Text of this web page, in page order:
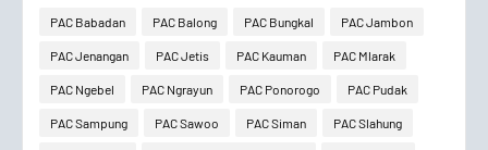
PAC Babadan PAC Balong PAC Bungkal PAC Jambon
PAC Jenangan PAC Jetis PAC Kauman PAC Mlarak
PAC Ngebel PAC Ngrayun PAC Ponorogo PAC Pudak
PAC Sampung PAC Sawoo PAC Siman PAC Slahung